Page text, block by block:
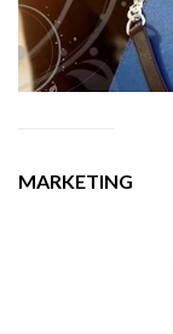
MARKETING